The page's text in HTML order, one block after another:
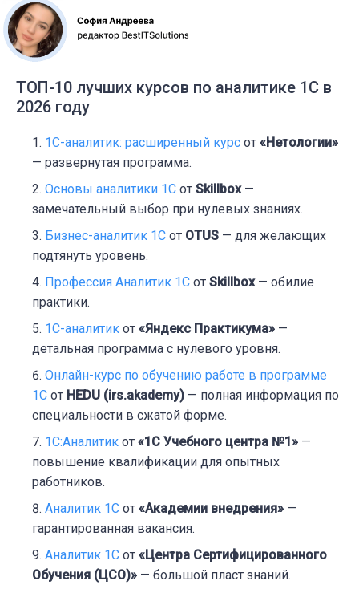
ТОП-10 лучших курсов по аналитике 1С в
2026 году
1С-аналитик: расширенный курс от «Нетологии»
— развернутая программа.
Основы аналитики 1С от Skillbox—
замечательный выбор при нулевых знаниях.
Бизнес-аналитик 1С от OTUS — для желающих
подтянуть уровень.
Профессия Аналитик 1С от Skillbox— обилие
практики.
1С-аналитик от «Яндекс Практикума» —
детальная программа с нулевого уровня.
Онлайн-курс по обучению работе в программе
1С от HEDU (irs.akademy) — полная информация по
специальности в сжатой форме.
1С:Аналитик от «1С Учебного центра №1» —
повышение квалификации для опытных
работников.
Аналитик 1С от «Академии внедрения» —
гарантированная вакансия.
Аналитик 1С от «Центра Сертифицированного
Обучения (ЦСО)» — большой пласт знаний.